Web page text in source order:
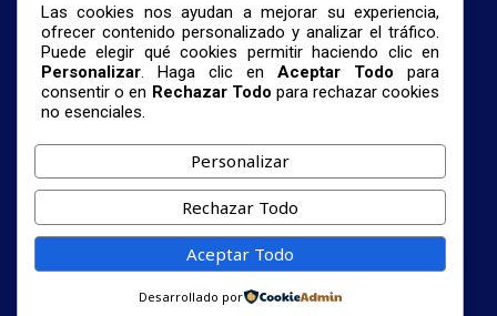
nestormalave26@gmail.com
© 2026 Centro De Investigación De Formación
Profesional Universitaria Y La Revista
Científica Arbitrada Luis Mariano Rivera.
Términos De Servicio Política
Las cookies nos ayudan a mejorar su experiencia,
ofrecer contenido personalizado y analizar el tráfico.
Puede elegir qué cookies permitir haciendo clic en
Personalizar. Haga clic enAceptar Todo para
consentir o en Rechazar Todo para rechazar cookies
no esenciales.
Personalizar
Rechazar Todo
Aceptar Todo
Desarrollado por